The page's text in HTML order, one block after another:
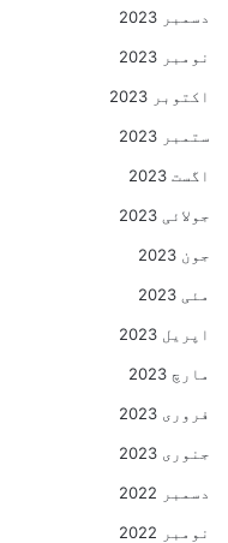
دسمبر 2023
نومبر 2023
اکتوبر 2023
ستمبر 2023
اگست 2023
جولائی 2023
جون 2023
مئی 2023
اپریل 2023
مارچ 2023
فروری 2023
جنوری 2023
دسمبر 2022
نومبر 2022